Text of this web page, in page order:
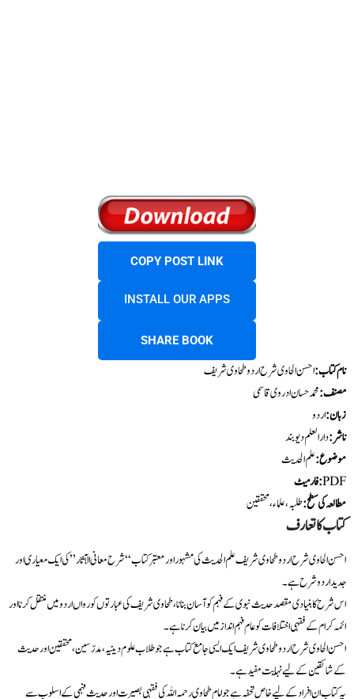
COPY POST LINK
INSTALL OUR APPS
SHARE BOOK
نام کتاب:احسن الحاوی شرح اردو طحاوی شریف
مصنف:محمد حسان ادروی قاسمی
زبان:اردو
ناشر:دارالعلم دیوبند
موضوع:علم الحدیث
فارمیٹ:PDF
مطالعہ کی سطح:طلبہ، علماء، محققین
کتاب کا تعارف
احسن الحاوی شرح اردو طحاوی شریف علم الحدیث کی مشہور اور معتبر کتاب “شرح معانی الآثار” کی ایک معیاری اور
جدید اردو شرح ہے۔
اس شرح کا بنیادی مقصد حدیث نبوی کے فہم کو آسان بنانا، طحاوی شریف کی عبارتوں کو رواں اردو میں منتقل کرنا اور
ائمہ کرام کے فقہی اختلافات کو عام فہم انداز میں بیان کرنا ہے۔
احسن الحاوی شرح اردو طحاوی شریف ایک ایسی جامع کتاب ہے جو طلاب علوم دینیہ، مدرّسین، محققین اور حدیث
کے شائقین کے لیے نہایت مفید ہے۔
یہ کتاب ان افراد کے لیے خاص تحفہ ہے جو امام طحاوی رحمہ اللہ کی فقہی بصیرت اور حدیث فہمی کے اسلوب سے